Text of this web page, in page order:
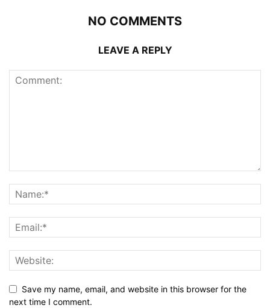
NO COMMENTS
LEAVE A REPLY
Save my name, email, and website in this browser for the
next time I comment.